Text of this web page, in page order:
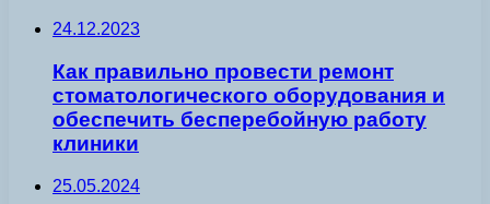
24.12.2023
Как правильно провести ремонт
стоматологического оборудования и
обеспечить бесперебойную работу
клиники
25.05.2024